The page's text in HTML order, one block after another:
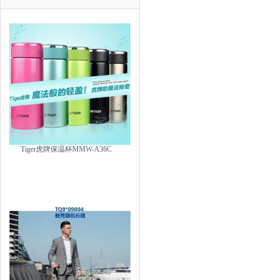
Tiger虎牌保温杯MMW-A36C